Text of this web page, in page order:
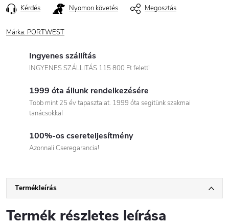
Kérdés Nyomon követés Megosztás
Márka: PORTWEST
Ingyenes szállítás
INGYENES SZÁLLITÁS 115 800 Ft felett!
1999 óta állunk rendelkezésére
Több mint 25 év tapasztalat. 1999 óta segitünk szakmai
tanácsokkal
100%-os csereteljesítmény
Azonnali Cseregarancia!
Termékleírás
Termék részletes leírása